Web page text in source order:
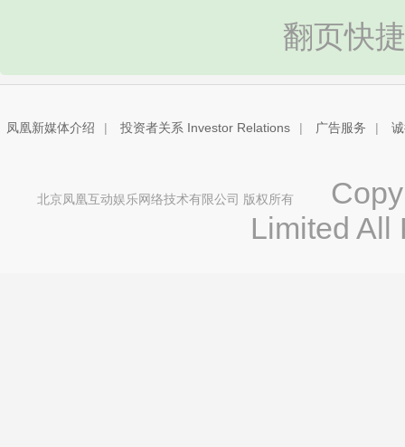
翻页快
凤凰新媒体介绍 | 投资者关系 Investor Relations | 广告服务 |
北京凤凰互动娱乐网络技术有限公司 版权所有
Limited All